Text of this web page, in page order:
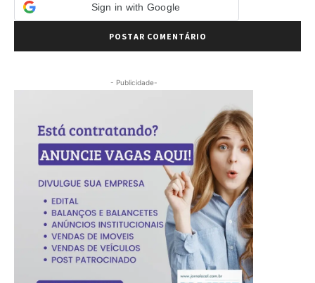
Sign in with Google
- Publicidade-